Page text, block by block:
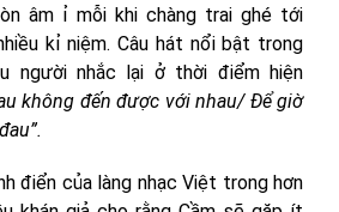
âm ỉ mỗi khi chàng trai ghé tới
kỉ niệm. Câu hát nổi bật trong
người nhắc lại ở thời điểm hiện
không đến được với nhau/ Để giờ
điển của làng nhạc Việt trong hơn